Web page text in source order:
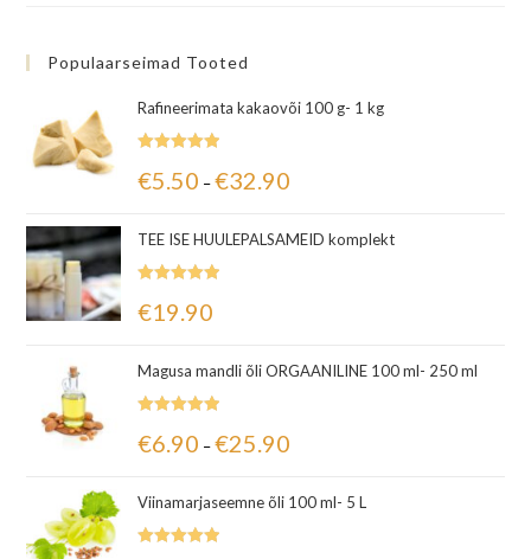
Populaarseimad Tooted
Rafineerimata kakaovõi 100 g- 1 kg
5.00 / 5
€5.50 – €32.90
TEE ISE HUULEPALSAMEID komplekt
5.00 / 5
€19.90
Magusa mandli õli ORGAANILINE 100 ml- 250 ml
5.00/ 5
€6.90 – €25.90
Viinamarjaseemne õli 100 ml- 5 L